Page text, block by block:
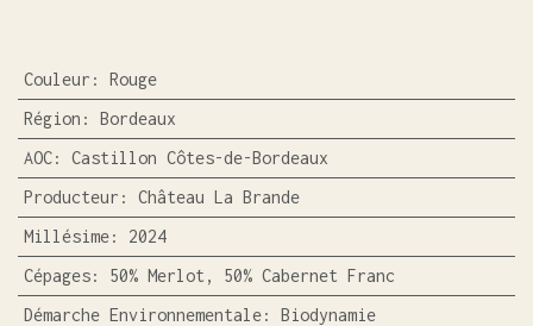
Couleur : Rouge
Région : Bordeaux
AOC: Castillon Côtes-de-Bordeaux
Producteur : Château La Brande
Millésime: 2024
Cépages: 50% Merlot, 50% Cabernet Franc
Démarche Environnementale: Biodynamie